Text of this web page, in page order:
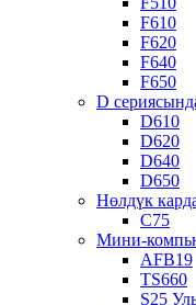
F610
F620
F640
F650
D
D610
D620
D640
D650
Нөлдүк
C75
Мини-
AFB19
TS660
S25